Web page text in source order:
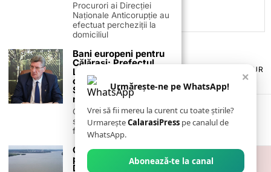
TERMENI ȘI CONDIȚII
POLITICA DE ANULARE & RETUR
PUBLICITATE ONLINE & TIPĂRITĂ
CONTACT
ZIARUL ANUNȚUL CĂLĂRĂȘEAN
×
Urmărește-ne pe WhatsApp!
Vrei să fii mereu la curent cu toate știrile?
UrmareșteCalarasiPress pe canalul de
WhatsApp.
Abonează-te la canal
Procurori ai Direcției
Naționale Anticorupție au
efectuat percheziții la
domiciliul
Bani europeni pentru
Călărași: Prefectul
Laurențiu State anunță
colaborarea cu ADR
Sud-Muntenia pentru
noi finanțări
Călărașul se pregătește
să intre pe harta
finanțărilor europene, cu
Catamaran electric
pentru transportul pe
Dunăre între Silistra